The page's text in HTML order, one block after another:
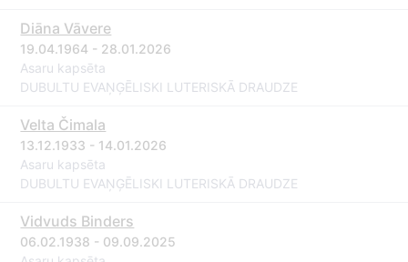
Diāna Vāvere
19.04.1964 - 28.01.2026
Asaru kapsēta
DUBULTU EVAŅĢĒLISKI LUTERISKĀ DRAUDZE
Velta Čimala
13.12.1933 - 14.01.2026
Asaru kapsēta
DUBULTU EVAŅĢĒLISKI LUTERISKĀ DRAUDZE
Vidvuds Binders
06.02.1938 - 09.09.2025